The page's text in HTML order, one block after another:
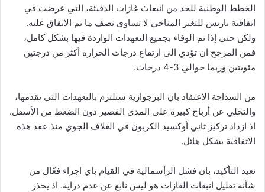
الخطط الوطنية للحد من انبعاث غازات الدفيئة، التي عرضت في
اتفاقية باريس للتغير المناخي لا تساوي نصف ما تم الاتفاق عليه.
ولكن حتى إذا تم الوفاء بجميع التعهدات الواردة فيها بشكل كامل،
فمن المرجح ان تؤدي الى ارتفاع درجات الحرارة أكثر من درجتين
مئويتين وربما حوالي 3-4 درجات.
من السذاجة الاعتقاد بان البرجوازية ستلتزم بالتعهدات التي تقدمها،
والتخلي عن أرباح كبيرة على المدى القصير دون الضغط من الأسفل.
اذ ازداد تركيز ثاني أوكسيد الكربون في الغلاف الجوي منذ عقد هذه
الاتفاقية بشكل هائل.
نعيد التأكيد، بان فشل الرأسمالية في القيام باي اجراء فعّال من
شأنه تقليل انبعاث الغازات هو ليس نابع عن عدم دراية. اذ يحذر